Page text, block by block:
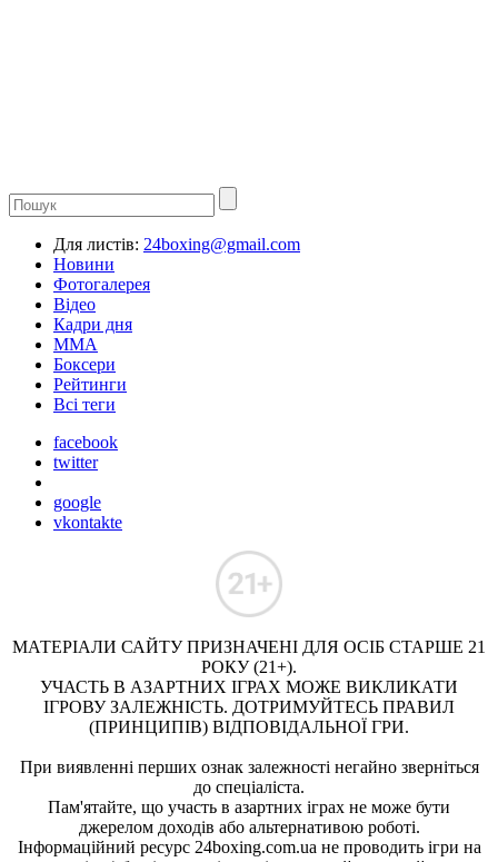
Для листів: 24boxing@gmail.com
Новини
Фотогалерея
Відео
Кадри дня
ММА
Боксери
Рейтинги
Всі теги
facebook
twitter
google
vkontakte
МАТЕРІАЛИ САЙТУ ПРИЗНАЧЕНІ ДЛЯ ОСІБ СТАРШЕ 21
РОКУ (21+).
УЧАСТЬ В АЗАРТНИХ ІГРАХ МОЖЕ ВИКЛИКАТИ
ІГРОВУ ЗАЛЕЖНІСТЬ. ДОТРИМУЙТЕСЬ ПРАВИЛ
(ПРИНЦИПІВ) ВІДПОВІДАЛЬНОЇ ГРИ.
При виявленні перших ознак залежності негайно зверніться
до спеціаліста.
Пам'ятайте, що участь в азартних іграх не може бути
джерелом доходів або альтернативою роботі.
Інформаційний ресурс 24boxing.com.ua не проводить ігри на